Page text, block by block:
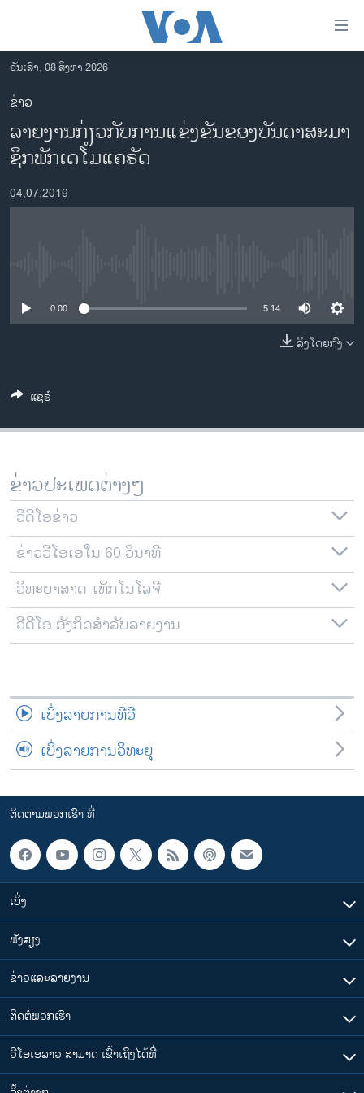
ເຂົ້າ
ຫາ
ຂ້າມ
ຂ້າມ
ຂ້າມ
ໄປ
ຫາ
ຊອກ
ອາເມຣິກາ
ການເລືອກຕັ້ງ ປະທານາທີບໍດີ ສະຫະລັດ 2024
ຂ່າວ​ຈີນ
ຊີວິດຊາວລາວ
ທຸລະກິດ
ພາສາອັງກິດ
ສຽງ
ລາຍການກະຈາຍສຽງ
ລາຍງານ
ຕິດຕາມພວກເຮົາ ທີ່
ພາສາຕ່າງໆ
ວັນເສົາ, 08 ສິງຫາ 2026
ຂ່າວ
ລາຍ​ງານ​ກ່ຽວ​ກັບ​ການ​ແຂ່ງ​ຂັນ​ຂອງ​ບັນ​ດາ​ສະ​ມາ​
ຊິ​ກພັກເດ​ໂມ​ແຄ​ຣັດ
04,07,2019
0:00 5:14
ລິງໂດຍກົງ
ແຊຣ໌
ຂ່າວປະເພດຕ່າງໆ
ວີດີໂອຂ່າວ
ຂ່າວວີໂອເອໃນ 60 ວິນາທີ
ວິທະຍາສາດ-ເທັກໂນໂລຈີ
ວີດີໂອ ອັງກິດສຳລັບລາຍງານ
ເບິ່ງລາຍການທີວີ
ເບິ່ງລາຍການວິທະຍຸ
ຕິດຕາມພວກເຮົາ ທີ່
ເບິ່ງ
ຟັງສຽງ
ຂ່າວແລະລາຍງານ
ຕິດຕໍ່ພວກເຮົາ
ວີໂອເອລາວ ສາມາດ ເຂົ້າເຖິງໄດ້ທີ່